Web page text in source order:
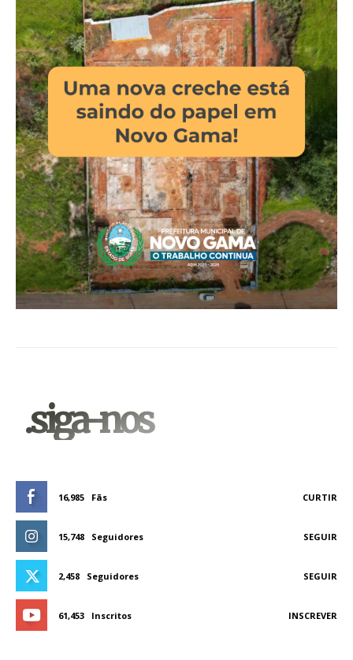
.siga-nos
16,985 Fãs CURTIR
15,748 Seguidores SEGUIR
2,458 Seguidores SEGUIR
61,453 Inscritos INSCREVER